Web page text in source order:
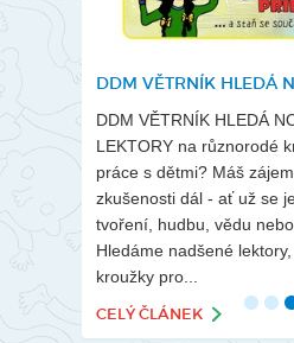
Místa na
a
DDM VĚTRNÍK HLEDÁ
DDM VĚTRNÍK HLEDÁ
LEKTORY na různorodé
práce s dětmi? Máš
zkušenosti dál - ať už se
tvoření, hudbu, vědu
Hledáme nadšené
kroužky pro...
CELÝ ČLÁNEK